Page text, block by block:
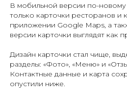
В мобильной версии по-новому
только карточки ресторанов и
приложении Google Maps, а
версии карточки выглядят как
Дизайн карточки стал чище,
разделы: «Фото», «Меню» и
Контактные данные и карта
опустили ниже.